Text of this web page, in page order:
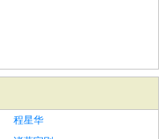
程星华